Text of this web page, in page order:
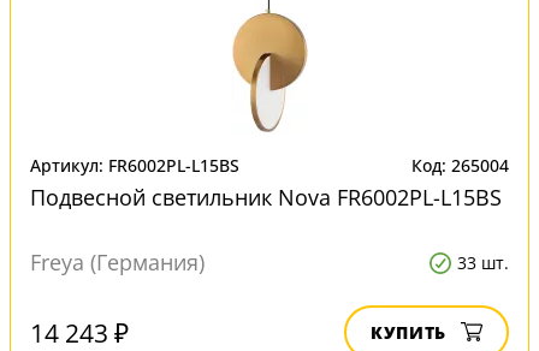
Артикул: FR6002PL-L15BS Код: 265004
Подвесной светильник Nova FR6002PL-L15BS
Freya (Германия) 33 шт.
14 243 ₽ КУПИТЬ